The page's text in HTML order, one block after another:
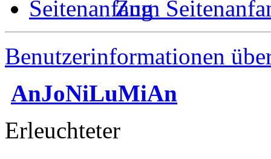
Zum
Benutzerinformationen
AnJoNiLuMiAn
Erleuchteter